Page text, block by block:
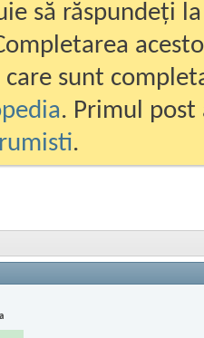
să răspundeți
sunt
. Primul
.